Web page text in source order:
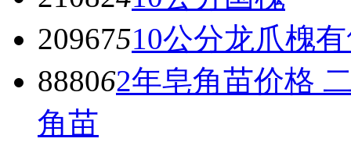
20967510公分龙爪槐
888062年皂角苗价格
角苗